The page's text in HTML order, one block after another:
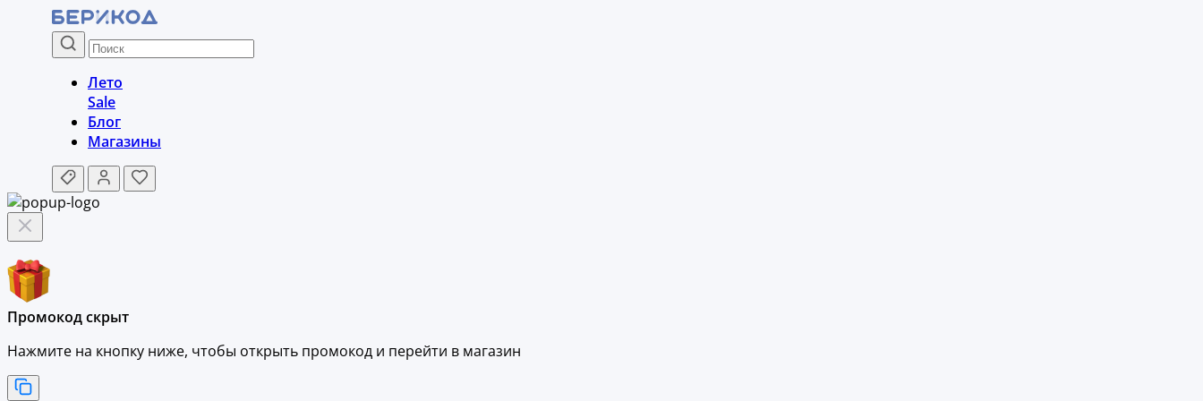
Лето
Sale
Блог
Магазины
Промокод скрыт
Нажмите на кнопку ниже, чтобы открыть промокод и перейти в магазин